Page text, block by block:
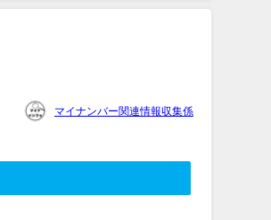
マイナンバー関連情報収集係